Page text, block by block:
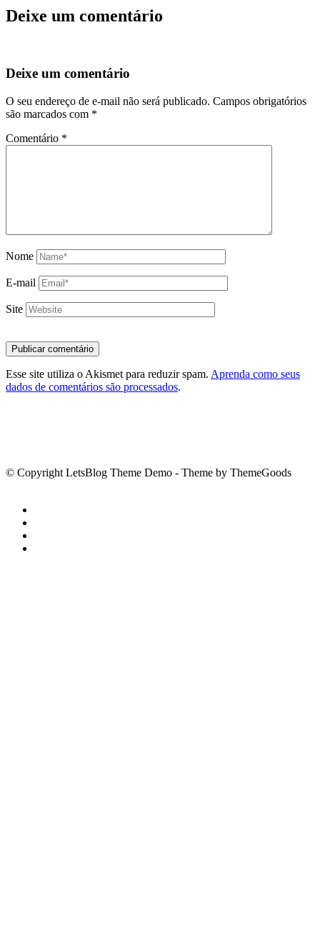
Deixe um comentário
Deixe um comentário
O seu endereço de e-mail não será publicado. Campos obrigatórios
são marcados com *
Comentário *
Nome
E-mail
Site
Esse site utiliza o Akismet para reduzir spam. Aprenda como seus
dados de comentários são processados.
© Copyright LetsBlog Theme Demo - Theme by ThemeGoods